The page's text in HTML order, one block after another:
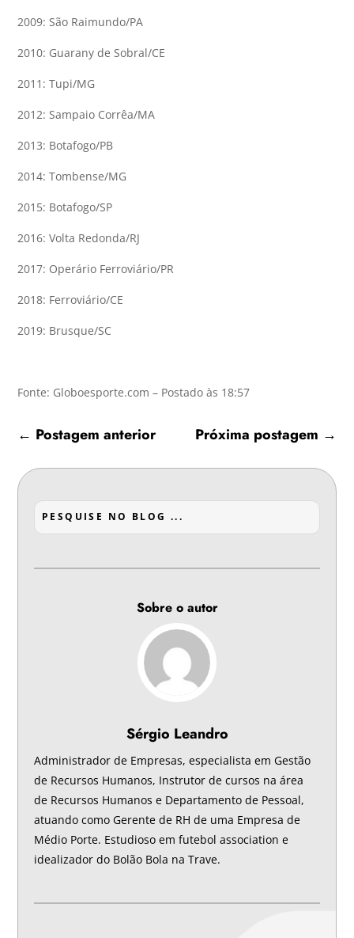
2009: São Raimundo/PA
2010: Guarany de Sobral/CE
2011: Tupi/MG
2012: Sampaio Corrêa/MA
2013: Botafogo/PB
2014: Tombense/MG
2015: Botafogo/SP
2016: Volta Redonda/RJ
2017: Operário Ferroviário/PR
2018: Ferroviário/CE
2019: Brusque/SC
Fonte: Globoesporte.com – Postado às 18:57
← Postagem anterior Próxima postagem →
Sobre o autor
Sérgio Leandro
Administrador de Empresas, especialista em Gestão
de Recursos Humanos, Instrutor de cursos na área
de Recursos Humanos e Departamento de Pessoal,
atuando como Gerente de RH de uma Empresa de
Médio Porte. Estudioso em futebol association e
idealizador do Bolão Bola na Trave.